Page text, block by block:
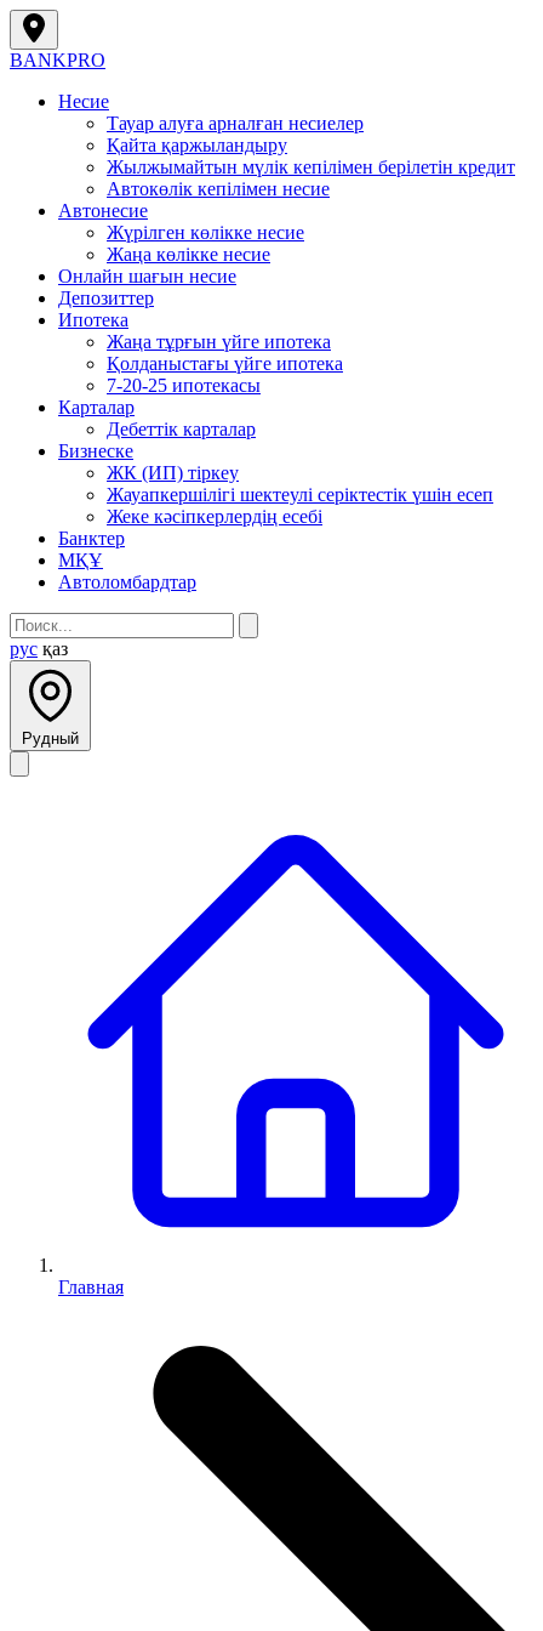
BANKPRO
Несие
Тауар алуға арналған несиелер
Қайта қаржыландыру
Жылжымайтын мүлік кепілімен берілетін кредит
Автокөлік кепілімен несие
Автонесие
Жүрілген көлікке несие
Жаңа көлікке несие
Онлайн шағын несие
Депозиттер
Ипотека
Жаңа тұрғын үйге ипотека
Қолданыстағы үйге ипотека
7-20-25 ипотекасы
Карталар
Дебеттік карталар
Бизнеске
ЖК (ИП) тіркеу
Жауапкершілігі шектеулі серіктестік үшін есеп
Жеке кәсіпкерлердің есебі
Банктер
МҚҰ
Автоломбардтар
рус қаз
Рудный
Главная